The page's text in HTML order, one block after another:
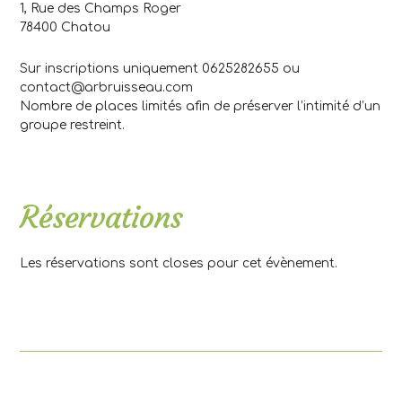
1, Rue des Champs Roger
78400 Chatou
Sur inscriptions uniquement 0625282655 ou
contact@arbruisseau.com
Nombre de places limités afin de préserver l’intimité d’un
groupe restreint.
Réservations
Les réservations sont closes pour cet évènement.